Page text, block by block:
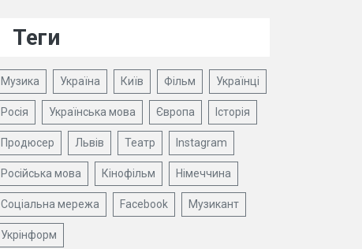
Теги
Музика Україна Київ Фільм Українці
Росія Українська мова Європа Історія
Продюсер Львів Театр Instagram
Російська мова Кінофільм Німеччина
Соціальна мережа Facebook Музикант
Укрінформ